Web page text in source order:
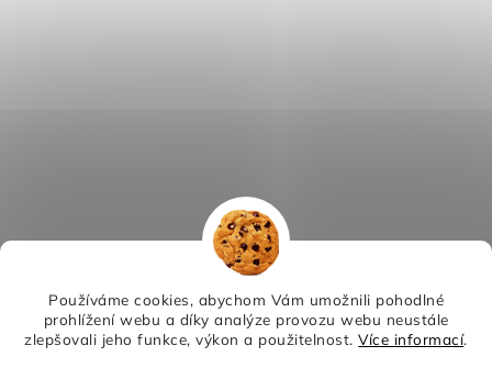
Používáme cookies, abychom Vám umožnili pohodlné
prohlížení webu a díky analýze provozu webu neustále
zlepšovali jeho funkce, výkon a použitelnost.Více informací.